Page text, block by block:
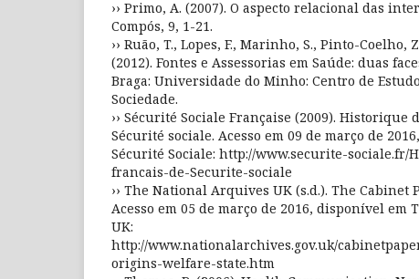
›› Primo, A. (2007). O aspecto relacional das
Compós, 9, 1-21.
›› Ruão, T., Lopes, F., Marinho, S., Pinto-Coelho,
(2012). Fontes e Assessorias em Saúde: duas
Braga: Universidade do Minho: Centro de
Sociedade.
›› Sécurité Sociale Française (2009). Historique
Sécurité sociale. Acesso em 09 de março de
Sécurité Sociale: http://www.securite-sociale.fr/
francais-de-Securite-sociale
›› The National Arquives UK (s.d.). The Cabinet
Acesso em 05 de março de 2016, disponível em
UK:
http://www.nationalarchives.gov.uk/
origins-welfare-state.htm